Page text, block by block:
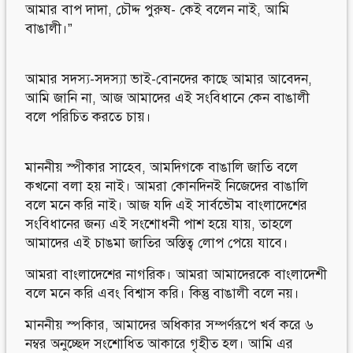
আমার বাপ দাদা, চৌদ্দ পুরুষ- কেই বলেন নাই, আমি
বাঙালী।”
আমার সদস্য-সদস্যা ভাই-বোনদের কাছে আমার আবেদন,
আমি জানি না, আজ আমাদের এই সংবিধানে কেন বাঙালী
বলে পরিচিত করতে চায়।
মাননীয় স্পীকার সাহেব, আমদিগকে বাঙালি জাতি বলে
কখনো বলা হয় নাই। আমরা কোনদিনই নিজেদের বাঙালি
বলে মনে করি নাই। আজ যদি এই সার্বভৌম বাংলাদেশের
সংবিধানের জন্য এই সংশোধনী পাশ হয়ে যায়, তাহলে
আমাদের এই চাঙমা জাতির অস্তিত্ব লোপ পেয়ে যাবে।
আমরা বাংলাদেশের নাগরিক। আমরা আমাদেরকে বাংলাদেশী
বলে মনে করি এবং বিশ্বাস করি। কিন্তু বাঙালী বলে নয়।
মাননীয় স্পকিার, আমাদের অধিকার সম্পর্ণরূপে খর্ব করে ৬
নম্বর অনুচ্ছেদ সংশোধিত আকারে গৃহীত হল। আমি এর